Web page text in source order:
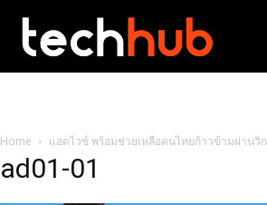
Home แอดไวซ์ พร้อมช่วยเหลือคนไทยก้าวข้ามผ่านวิ
ad01-01